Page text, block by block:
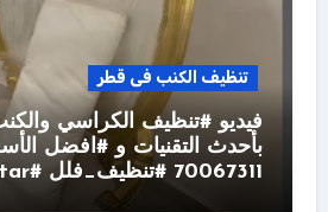
تنظيف الكنب فى قطر
فيديو #تنظيف الكراسي
بأحدث التقنيات و #افضل
70067311 #تنظيف_فلل #qatar #شركه